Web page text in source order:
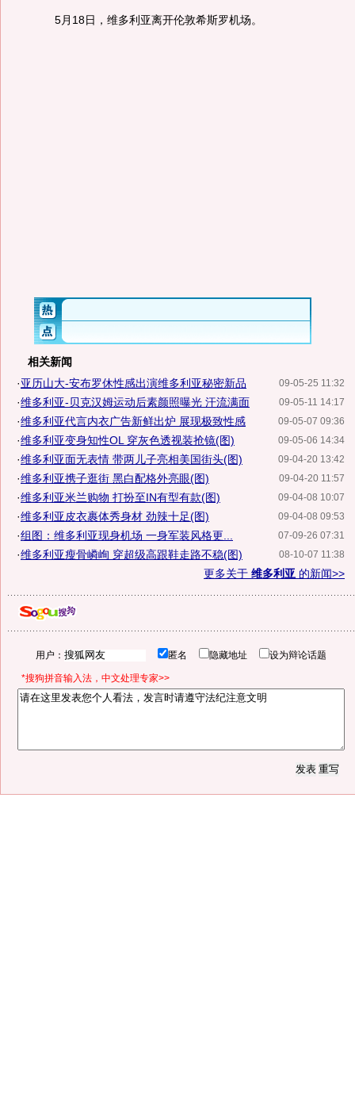
5月18日，维多利亚离开伦敦希斯罗机场。
相关新闻
09-05-25 11:32
·亚历山大-安布罗休性感出演维多利亚秘密新品
09-05-11 14:17
·维多利亚-贝克汉姆运动后素颜照曝光 汗流满面
09-05-07 09:36
·维多利亚代言内衣广告新鲜出炉 展现极致性感
09-05-06 14:34
·维多利亚变身知性OL 穿灰色透视装抢镜(图)
09-04-20 13:42
·维多利亚面无表情 带两儿子亮相美国街头(图)
09-04-20 11:57
·维多利亚携子逛街 黑白配格外亮眼(图)
09-04-08 10:07
·维多利亚米兰购物 打扮至IN有型有款(图)
09-04-08 09:53
·维多利亚皮衣裹体秀身材 劲辣十足(图)
07-09-26 07:31
·组图：维多利亚现身机场 一身军装风格更...
08-10-07 11:38
·维多利亚瘦骨嶙峋 穿超级高跟鞋走路不稳(图)
更多关于 维多利亚 的新闻>>
用户： 匿名 隐藏地址 设为辩论话题
*搜狗拼音输入法，中文处理专家>>